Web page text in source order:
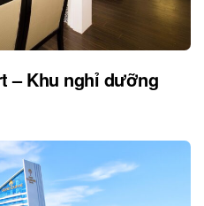
– Khu nghỉ dưỡng